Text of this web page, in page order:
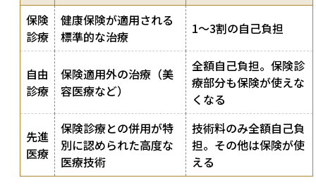
保険
診療
健康保険が適用される
標準的な治療
1〜3割の自己負担
自由
診療
保険適用外の治療（美
容医療など）
全額自己負担。保険診
療部分も保険が使えな
くなる
先進
医療
保険診療との併用が特
別に認められた高度な
医療技術
技術料のみ全額自己負
担。その他は保険が使
える